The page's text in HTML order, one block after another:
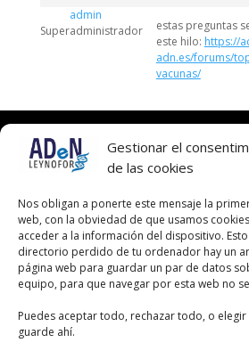
Gestionar el
de las cookies
Nos obligan a ponerte este mensaje la
web, con la obviedad de que usamos
acceder a la información del dispositivo.
directorio perdido de tu ordenador hay un
página web para guardar un par de datos
equipo, para que navegar por esta web no
Puedes aceptar todo, rechazar todo, o elegir
guarde ahí.
admin
Superadministrador
estas preguntas
este hilo: https://
adn.es/forums/
vacunas/